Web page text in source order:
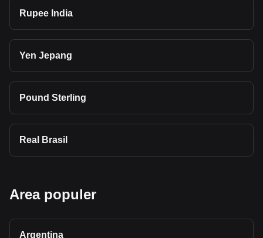
Rupee India
Yen Jepang
Pound Sterling
Real Brasil
Area populer
Argentina